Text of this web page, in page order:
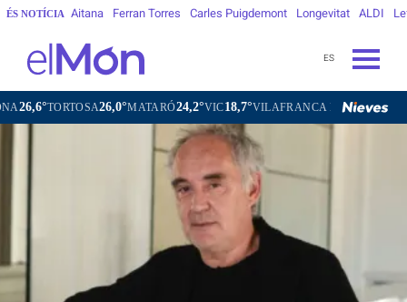
ÉS NOTÍCIA Aitana Ferran Torres Carles Puigdemont Longevitat ALDI
ES
26,0°MATARÓ24,2°VIC18,7°VILAFRANCA DEL PENEDÈS21,3°